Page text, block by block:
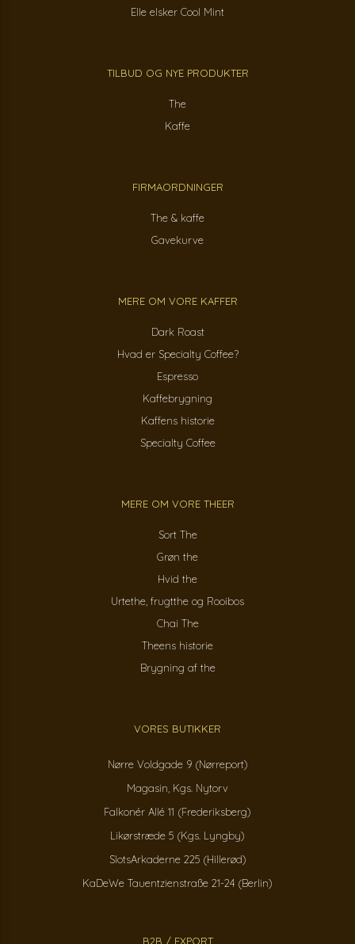
Elle elsker Cool Mint
TILBUD OG NYE PRODUKTER
The
Kaffe
FIRMAORDNINGER
The & kaffe
Gavekurve
MERE OM VORE KAFFER
Dark Roast
Hvad er Specialty Coffee?
Espresso
Kaffebrygning
Kaffens historie
Specialty Coffee
MERE OM VORE THEER
Sort The
Grøn the
Hvid the
Urtethe, frugtthe og Rooibos
Chai The
Theens historie
Brygning af the
VORES BUTIKKER
Nørre Voldgade 9 (Nørreport)
Magasin, Kgs. Nytorv
Falkonér Allé 11 (Frederiksberg)
Likørstræde 5 (Kgs. Lyngby)
SlotsArkaderne 225 (Hillerød)
KaDeWe Tauentzienstraße 21-24 (Berlin)
B2B / EXPORT